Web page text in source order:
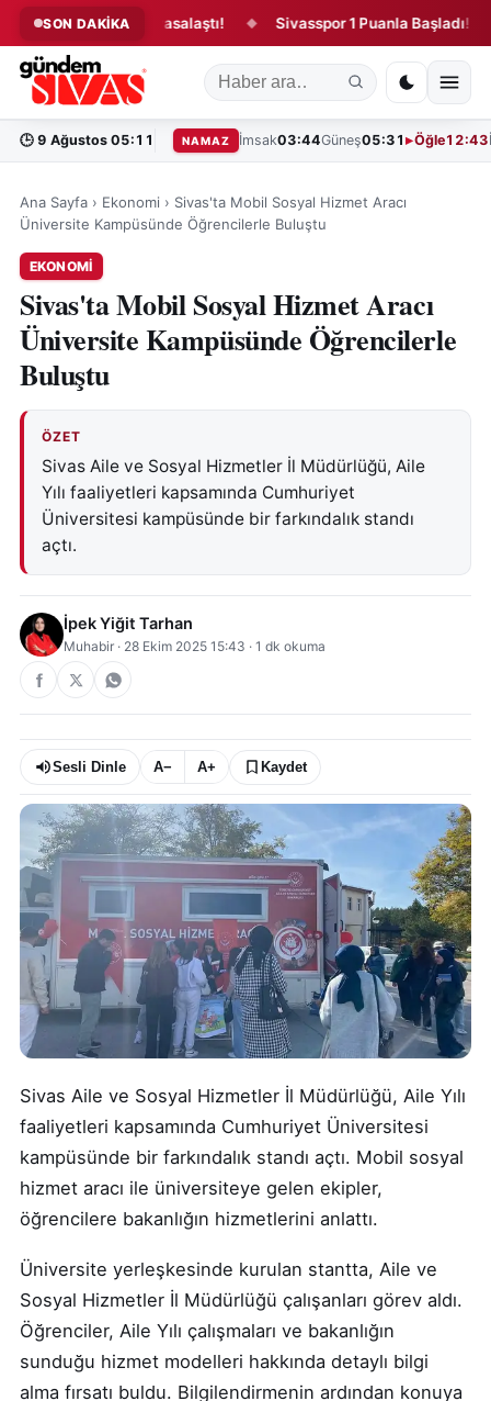
SON DAKİKA
kanun teklifi yasalaştı! ◆ Sivasspor 1 Puanla Başladı! ◆
🕒 9 Ağustos 05:11 NAMAZ İmsak03:44Güneş05:31 Öğle12:43
Ana Sayfa › Ekonomi › Sivas'ta Mobil Sosyal Hizmet Aracı
Üniversite Kampüsünde Öğrencilerle Buluştu
EKONOMI
Sivas'ta Mobil Sosyal Hizmet Aracı
Üniversite Kampüsünde Öğrencilerle
Buluştu
ÖZET
Sivas Aile ve Sosyal Hizmetler İl Müdürlüğü, Aile
Yılı faaliyetleri kapsamında Cumhuriyet
Üniversitesi kampüsünde bir farkındalık standı
açtı.
İpek Yiğit Tarhan
Muhabir · 28 Ekim 2025 15:43 · 1 dk okuma
Sesli Dinle A− A+ Kaydet
Sivas Aile ve Sosyal Hizmetler İl Müdürlüğü, Aile Yılı
faaliyetleri kapsamında Cumhuriyet Üniversitesi
kampüsünde bir farkındalık standı açtı. Mobil sosyal
hizmet aracı ile üniversiteye gelen ekipler,
öğrencilere bakanlığın hizmetlerini anlattı.
Üniversite yerleşkesinde kurulan stantta, Aile ve
Sosyal Hizmetler İl Müdürlüğü çalışanları görev aldı.
Öğrenciler, Aile Yılı çalışmaları ve bakanlığın
sunduğu hizmet modelleri hakkında detaylı bilgi
alma fırsatı buldu. Bilgilendirmenin ardından konuya